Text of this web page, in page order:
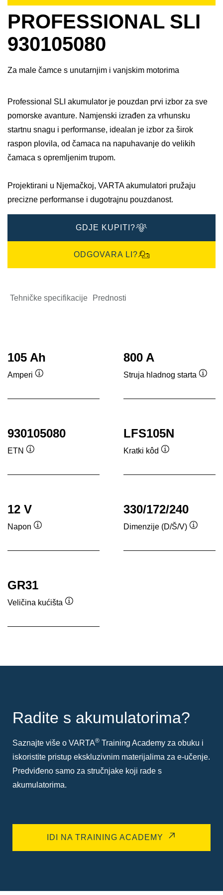
PROFESSIONAL SLI
930105080
Za male čamce s unutarnjim i vanjskim motorima
Professional SLI akumulator je pouzdan prvi izbor za sve
pomorske avanture. Namjenski izrađen za vrhunsku
startnu snagu i performanse, idealan je izbor za širok
raspon plovila, od čamaca na napuhavanje do velikih
čamaca s opremljenim trupom.​
Projektirani u Njemačkoj, VARTA akumulatori pružaju
precizne performanse i dugotrajnu pouzdanost.
GDJE KUPITI?
ODGOVARA LI?
Tehničke specifikacije Prednosti
105 Ah
Amperi
800 A
Struja hladnog starta
930105080
ETN
LFS105N
Kratki kôd
12 V
Napon
330/172/240
Dimenzije (D/Š/V)
GR31
Veličina kućišta
Radite s akumulatorima?
Saznajte više o VARTA® Training Academy za obuku i
iskoristite pristup ekskluzivnim materijalima za e-učenje.
Predviđeno samo za stručnjake koji rade s
akumulatorima.
IDI NA TRAINING ACADEMY